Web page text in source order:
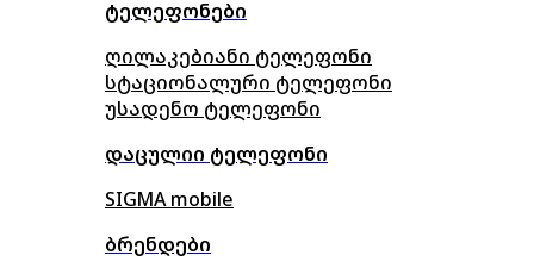
ტელეფონები
ღილაკებიანი ტელეფონი
სტაციონალური ტელეფონი
უსადენო ტელეფონი
დაცულიი ტელეფონი
SIGMA mobile
ბრენდები